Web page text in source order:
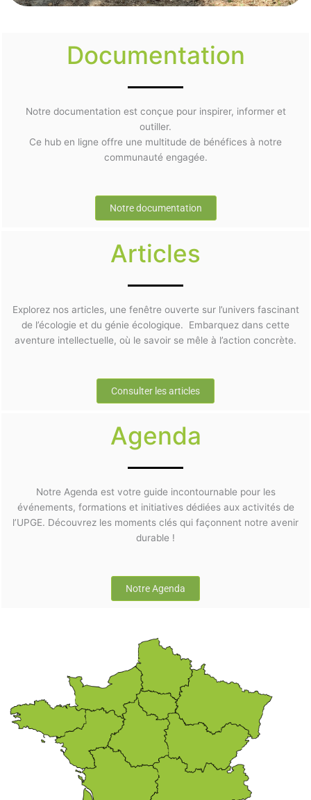
Documentation
Notre documentation est conçue pour inspirer, informer et
outiller.
Ce hub en ligne offre une multitude de bénéfices à notre
communauté engagée.
Notre documentation
Articles
Explorez nos articles, une fenêtre ouverte sur l’univers fascinant
de l’écologie et du génie écologique. Embarquez dans cette
aventure intellectuelle, où le savoir se mêle à l’action concrète.
Consulter les articles
Agenda
Notre Agenda est votre guide incontournable pour les
événements, formations et initiatives dédiées aux activités de
l’UPGE. Découvrez les moments clés qui façonnent notre avenir
durable !
Notre Agenda